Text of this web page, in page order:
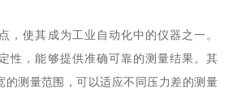
，使其成为工业自动化中的仪器之一。
性，能够提供准确可靠的测量结果。其
的测量范围，可以适应不同压力差的测量